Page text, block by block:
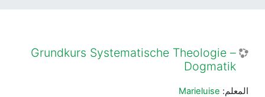
Grundkurs Systematische Theologie –
Dogmatik
المعلم: Marieluise